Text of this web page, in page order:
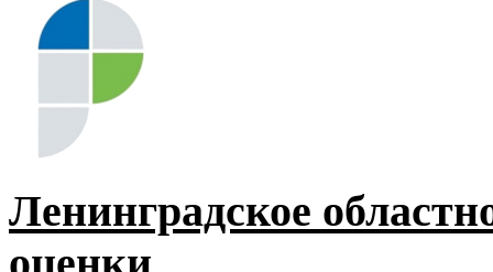
Ленинградское